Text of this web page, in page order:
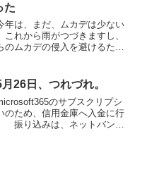
た
は、まだ、ムカデは少ない
これから雨がつづきますし、
のムカデの侵入を避けるた
ています。 その竹の身長が
と、竹の枝が屋根...
26日、つれづれ。
のサブスクリプシ
のため、信用金庫へ入金に行
振り込みは、ネットバンキ